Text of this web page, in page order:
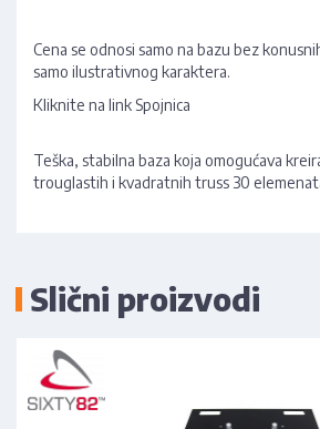
Cena se odnosi samo na bazu bez
samo ilustrativnog karaktera.
Kliknite na link Spojnica
Teška, stabilna baza koja omogućava
trouglastih i kvadratnih truss 30
Slični proizvodi